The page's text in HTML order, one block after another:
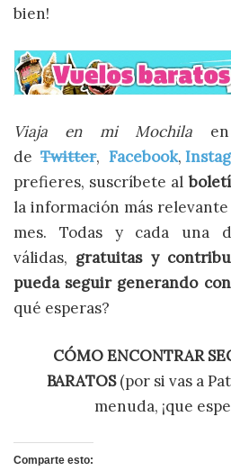
bien!
Viaja en mi Mochila
deTwitter, Facebook,
prefieres, suscríbete al
la información más
mes. Todas y cada una
válidas, gratuitas y
pueda seguir generando
qué esperas?
CÓMO ENCONTRAR
BARATOS(por si vas a
menuda, ¡que
Comparte esto: